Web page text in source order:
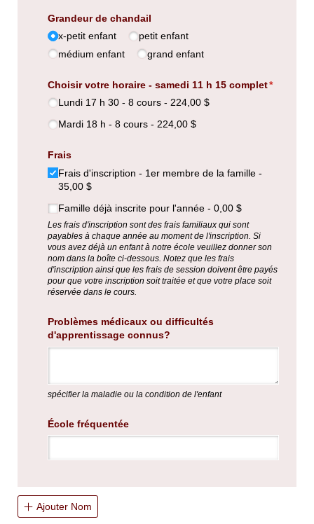
Grandeur de chandail
x-petit enfant
petit enfant
médium enfant
grand enfant
Choisir votre horaire - samedi 11 h 15 complet*
(requis)
Lundi 17 h 30 - 8 cours
224,00 $
Mardi 18 h - 8 cours
224,00 $
Frais
Frais d'inscription - 1er membre de la famille
35,00 $
Famille déjà inscrite pour l'année
0,00 $
Les frais d'inscription sont des frais familiaux qui sont
payables à chaque année au moment de l'inscription. Si
vous avez déjà un enfant à notre école veuillez donner son
nom dans la boîte ci-dessous. Notez que les frais
d'inscription ainsi que les frais de session doivent être payés
pour que votre inscription soit traitée et que votre place soit
réservée dans le cours.
Problèmes médicaux ou difficultés
d'apprentissage connus?
spécifier la maladie ou la condition de l'enfant
École fréquentée
Ajouter Nom